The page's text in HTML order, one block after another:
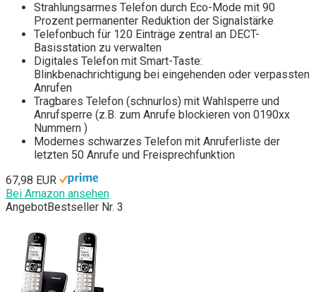
Strahlungsarmes Telefon durch Eco-Mode mit 90
Prozent permanenter Reduktion der Signalstärke
Telefonbuch für 120 Einträge zentral an DECT-
Basisstation zu verwalten
Digitales Telefon mit Smart-Taste:
Blinkbenachrichtigung bei eingehenden oder verpassten
Anrufen
Tragbares Telefon (schnurlos) mit Wahlsperre und
Anrufsperre (z.B. zum Anrufe blockieren von 0190xx
Nummern )
Modernes schwarzes Telefon mit Anruferliste der
letzten 50 Anrufe und Freisprechfunktion
67,98 EUR
Bei Amazon ansehen
AngebotBestseller Nr. 3